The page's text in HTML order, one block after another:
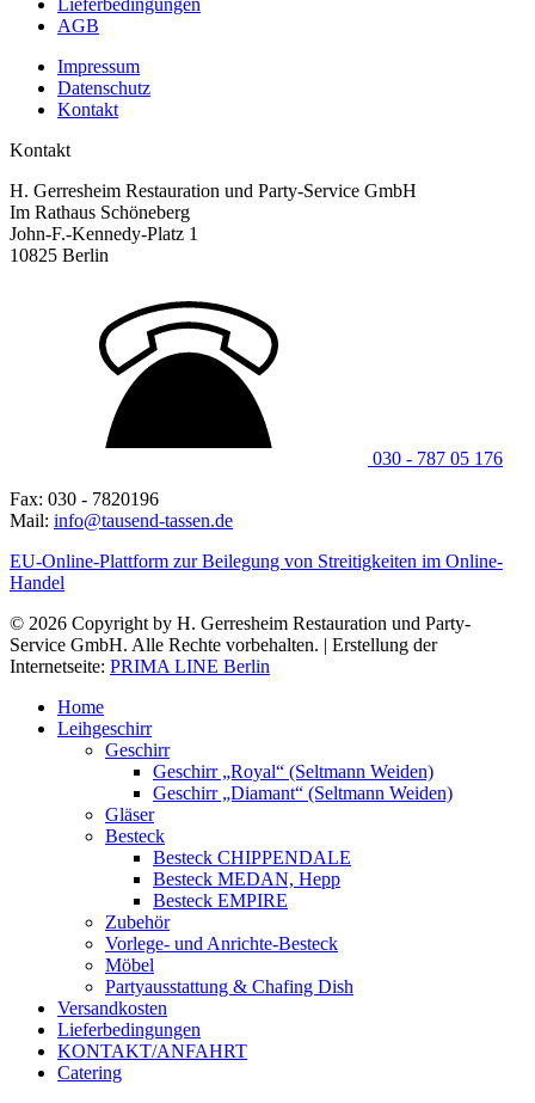
Lieferbedingungen
AGB
Impressum
Datenschutz
Kontakt
Kontakt
H. Gerresheim Restauration und Party-Service GmbH
Im Rathaus Schöneberg
John-F.-Kennedy-Platz 1
10825 Berlin
030 - 787 05 176
Fax: 030 - 7820196
Mail: info@tausend-tassen.de
EU-Online-Plattform zur Beilegung von Streitigkeiten im Online-
Handel
© 2026 Copyright by H. Gerresheim Restauration und Party-
Service GmbH. Alle Rechte vorbehalten. | Erstellung der
Internetseite: PRIMA LINE Berlin
Home
Leihgeschirr
Geschirr
Geschirr „Royal“ (Seltmann Weiden)
Geschirr „Diamant“ (Seltmann Weiden)
Gläser
Besteck
Besteck CHIPPENDALE
Besteck MEDAN, Hepp
Besteck EMPIRE
Zubehör
Vorlege- und Anrichte-Besteck
Möbel
Partyausstattung & Chafing Dish
Versandkosten
Lieferbedingungen
KONTAKT/ANFAHRT
Catering